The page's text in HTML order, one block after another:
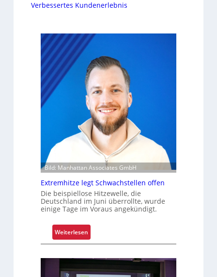
Verbessertes Kundenerlebnis
Bild: Manhattan Associates GmbH
Extremhitze legt Schwachstellen offen
Die beispiellose Hitzewelle, die
Deutschland im Juni überrollte, wurde
einige Tage im Voraus angekündigt.
Weiterlesen:
E
t
r